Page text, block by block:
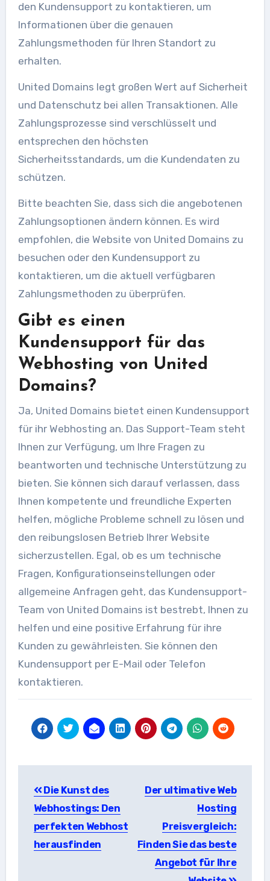
den Kundensupport zu kontaktieren, um
Informationen über die genauen
Zahlungsmethoden für Ihren Standort zu
erhalten.
United Domains legt großen Wert auf Sicherheit
und Datenschutz bei allen Transaktionen. Alle
Zahlungsprozesse sind verschlüsselt und
entsprechen den höchsten
Sicherheitsstandards, um die Kundendaten zu
schützen.
Bitte beachten Sie, dass sich die angebotenen
Zahlungsoptionen ändern können. Es wird
empfohlen, die Website von United Domains zu
besuchen oder den Kundensupport zu
kontaktieren, um die aktuell verfügbaren
Zahlungsmethoden zu überprüfen.
Gibt es einen
Kundensupport für das
Webhosting von United
Domains?
Ja, United Domains bietet einen Kundensupport
für ihr Webhosting an. Das Support-Team steht
Ihnen zur Verfügung, um Ihre Fragen zu
beantworten und technische Unterstützung zu
bieten. Sie können sich darauf verlassen, dass
Ihnen kompetente und freundliche Experten
helfen, mögliche Probleme schnell zu lösen und
den reibungslosen Betrieb Ihrer Website
sicherzustellen. Egal, ob es um technische
Fragen, Konfigurationseinstellungen oder
allgemeine Anfragen geht, das Kundensupport-
Team von United Domains ist bestrebt, Ihnen zu
helfen und eine positive Erfahrung für ihre
Kunden zu gewährleisten. Sie können den
Kundensupport per E-Mail oder Telefon
kontaktieren.
Die Kunst des
Webhostings: Den
perfekten Webhost
herausfinden
Der ultimative Web
Hosting
Preisvergleich:
Finden Sie das beste
Angebot für Ihre